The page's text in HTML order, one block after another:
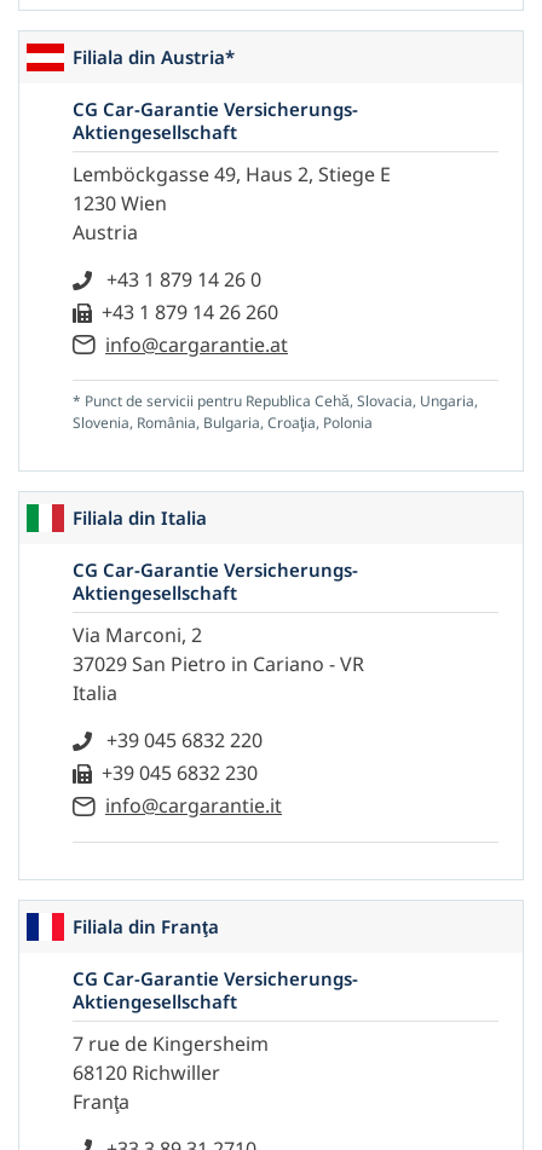
Filiala din Austria*
CG Car-Garantie Versicherungs-
Aktiengesellschaft
Lemböckgasse 49, Haus 2, Stiege E
1230 Wien
Austria
+43 1 879 14 26 0
+43 1 879 14 26 260
info@cargarantie.at
* Punct de servicii pentru Republica Cehă, Slovacia, Ungaria,
Slovenia, România, Bulgaria, Croaţia, Polonia
Filiala din Italia
CG Car-Garantie Versicherungs-
Aktiengesellschaft
Via Marconi, 2
37029 San Pietro in Cariano - VR
Italia
+39 045 6832 220
+39 045 6832 230
info@cargarantie.it
Filiala din Franţa
CG Car-Garantie Versicherungs-
Aktiengesellschaft
7 rue de Kingersheim
68120 Richwiller
Franţa